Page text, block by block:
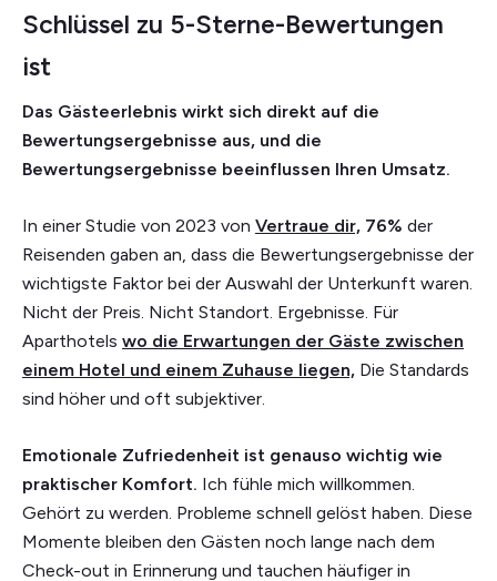
Schlüssel zu 5-Sterne-Bewertungen
ist
Das Gästeerlebnis wirkt sich direkt auf die
Bewertungsergebnisse aus, und die
Bewertungsergebnisse beeinflussen Ihren Umsatz.
In einer Studie von 2023 von Vertraue dir, 76% der
Reisenden gaben an, dass die Bewertungsergebnisse der
wichtigste Faktor bei der Auswahl der Unterkunft waren.
Nicht der Preis. Nicht Standort. Ergebnisse. Für
Aparthotels wo die Erwartungen der Gäste zwischen
einem Hotel und einem Zuhause liegen, Die Standards
sind höher und oft subjektiver.
Emotionale Zufriedenheit ist genauso wichtig wie
praktischer Komfort. Ich fühle mich willkommen.
Gehört zu werden. Probleme schnell gelöst haben. Diese
Momente bleiben den Gästen noch lange nach dem
Check-out in Erinnerung und tauchen häufiger in